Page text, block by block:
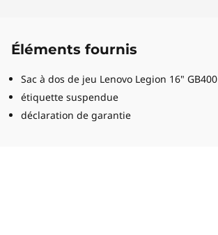
Éléments fournis
Sac à dos de jeu Lenovo Legion 16" GB400
étiquette suspendue
déclaration de garantie